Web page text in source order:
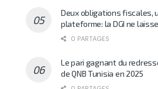
Deux obligations fiscales,
plateforme: la DGI ne
0 PARTAGES
Le pari gagnant du
de QNB Tunisia en 2025